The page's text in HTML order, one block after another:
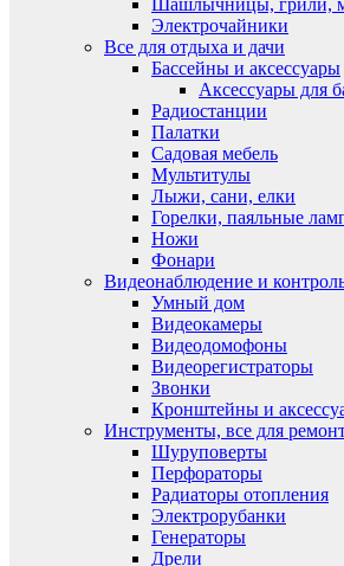
Шашлычницы, грили,
Электрочайники
Все для отдыха и дачи
Бассейны и аксессуары
Аксессуары для
Радиостанции
Палатки
Садовая мебель
Мультитулы
Лыжи, сани, елки
Горелки, паяльные
Ножи
Фонари
Видеонаблюдение и
Умный дом
Видеокамеры
Видеодомофоны
Видеорегистраторы
Звонки
Кронштейны и
Инструменты, все для
Шуруповерты
Перфораторы
Радиаторы отопления
Электрорубанки
Генераторы
Дрели